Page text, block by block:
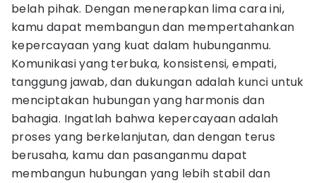
belah pihak. Dengan menerapkan lima cara ini,
kamu dapat membangun dan mempertahankan
kepercayaan yang kuat dalam hubunganmu.
Komunikasi yang terbuka, konsistensi, empati,
tanggung jawab, dan dukungan adalah kunci untuk
menciptakan hubungan yang harmonis dan
bahagia. Ingatlah bahwa kepercayaan adalah
proses yang berkelanjutan, dan dengan terus
berusaha, kamu dan pasanganmu dapat
membangun hubungan yang lebih stabil dan